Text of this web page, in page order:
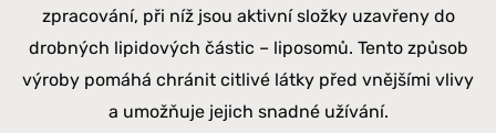
zpracování, při níž jsou aktivní složky uzavřeny do
drobných lipidových částic – liposomů. Tento způsob
výroby pomáhá chránit citlivé látky před vnějšími vlivy
a umožňuje jejich snadné užívání.